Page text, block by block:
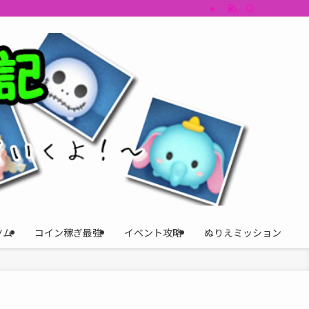
ム・キャラ評価も丁寧に解説。ツムツムイベント、ツムツム攻略、ツムツ
ム コイン稼ぎ最強 イベント攻略 ぬりえミッション